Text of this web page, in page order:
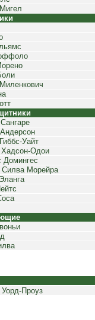
Уайт
Одои
Домингес
Силва Морейра
Проуз